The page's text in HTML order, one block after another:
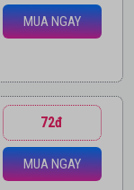
MUA NGAY
72đ
MUA NGAY